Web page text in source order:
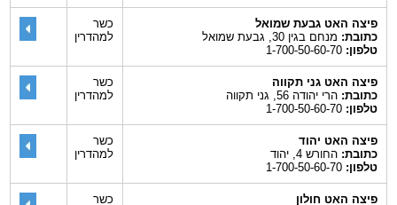
פיצה האט גבעת שמואל
כתובת:מנחם בגין 30, גבעת שמואל
טלפון:1-700-50-60-70
כשר
למהדרין
פיצה האט גני תקווה
כתובת:הרי יהודה 56, גני תקווה
טלפון:1-700-50-60-70
כשר
למהדרין
פיצה האט יהוד
כתובת:החורש 4, יהוד
טלפון:1-700-50-60-70
כשר
למהדרין
פיצה האט חולון
כשר